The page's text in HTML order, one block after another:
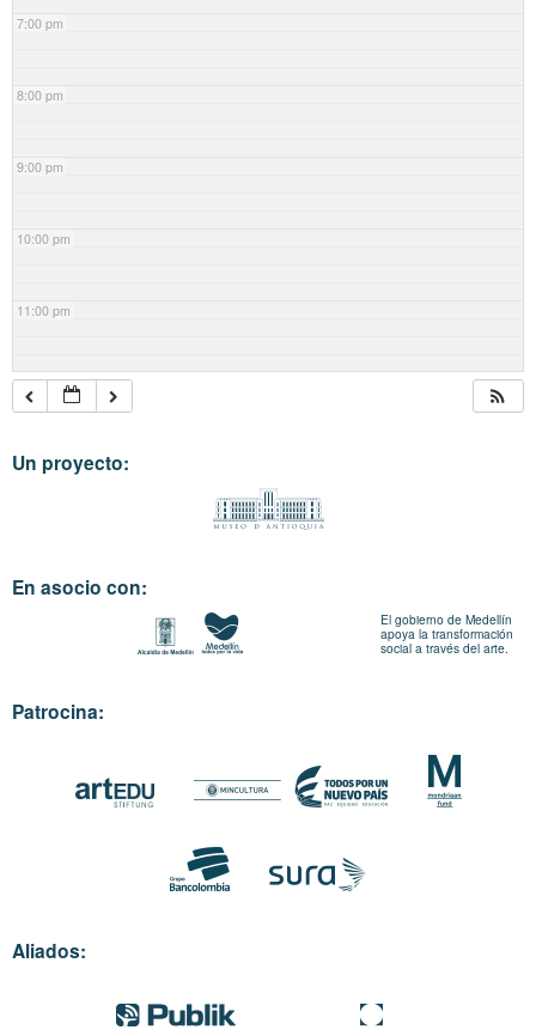
7:00 pm
8:00 pm
9:00 pm
10:00 pm
11:00 pm
Un proyecto:
En asocio con:
El gobierno de Medellín
apoya la transformación
social a través del arte.
Patrocina:
Aliados: